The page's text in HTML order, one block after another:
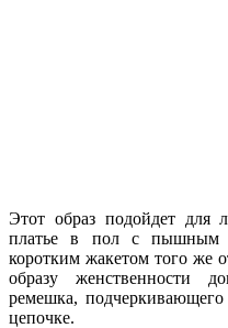
Этот образ подойдет для
платье в пол с пышным
коротким жакетом того же
образу женственности
ремешка,
цепочке.